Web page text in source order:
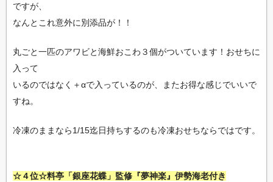
ですが、
なんとこれ意外に別添品が！！
丸ごと一匹のアワビと海鮮おこわ３個がついています！おせちに
入って
いるのではなく＋αで入っているのが、またお得な感じでいいで
すね。
冷凍のままなら1/15迄日持ちするのも冷凍おせちならではです。
☆４位☆料亭「銀座花蝶」監修『夢神楽』伊勢海老付き